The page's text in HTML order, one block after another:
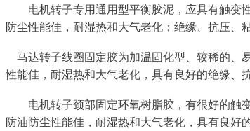
电机转子专用通用型平衡胶泥，应具有触变
防尘性能佳，耐湿热和大气老化；绝缘、抗压、
马达转子线圈固定胶为加温固化型、较稀的、
性能佳，耐湿热和大气老化，具有良好的绝缘、
电机转子颈部固定环氧树脂胶，有很好的触变
防油防尘性能佳，耐湿热和大气老化，具有良好